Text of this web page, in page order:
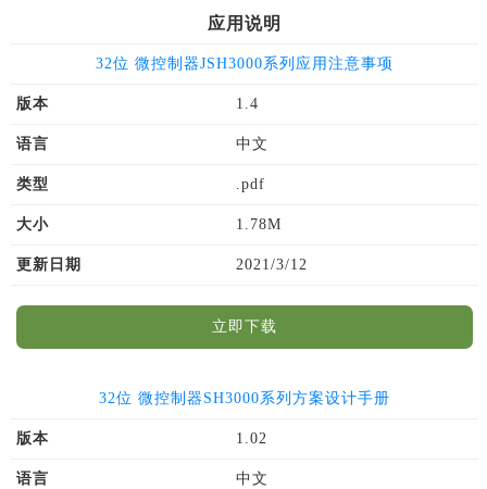
应用说明
32位 微控制器JSH3000系列应用注意事项
版本 1.4
语言 中文
类型 .pdf
大小 1.78M
更新日期 2021/3/12
立即下载
32位 微控制器SH3000系列方案设计手册
版本 1.02
语言 中文